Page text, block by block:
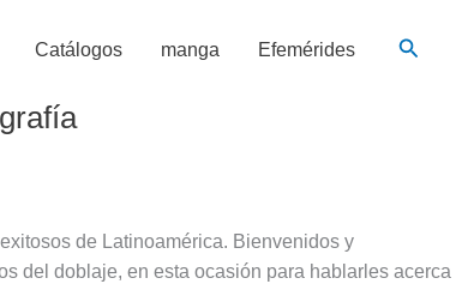
Catálogos manga Efemérides
de Latinoamérica. Bienvenidos y
del doblaje, en esta ocasión para hablarles acerca